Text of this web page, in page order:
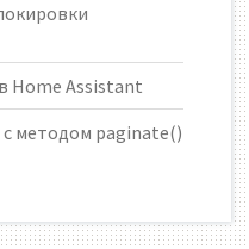
Home Assistant
методом paginate()